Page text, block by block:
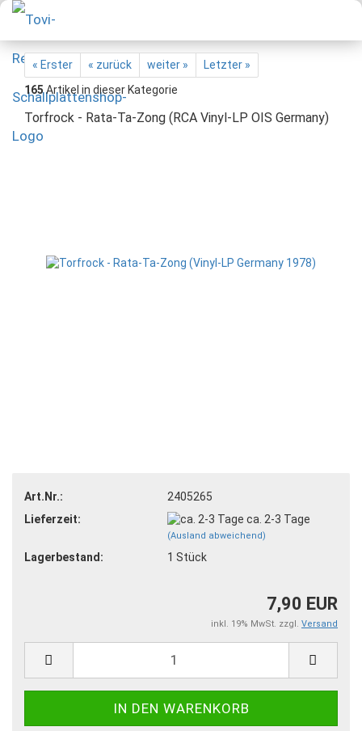
« Erster « zurück weiter »
Letzter »
165Artikel in dieser Kategorie
Torfrock - Rata-Ta-Zong (RCA Vinyl-LP OIS Germany)
Art.Nr.:
2405265
Lieferzeit:
ca. 2-3 Tage
(Ausland abweichend)
Lagerbestand: 1 Stück
7,90 EUR
inkl. 19% MwSt. zzgl. Versand